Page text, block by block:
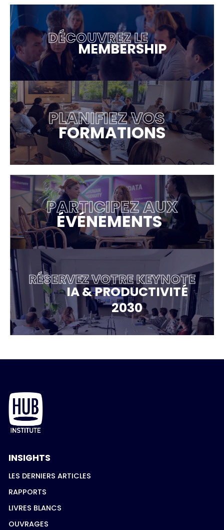
DÉCOUVREZ LE
MEMBERSHIP
PLANIFIEZ VOS
FORMATIONS
PARTICIPEZ AUX
ÉVÉNEMENTS
RÉSERVEZ VOTRE KEYNOTE
IA & PRODUCTIVITÉ
2030
INSIGHTS
LES DERNIERS ARTICLES
RAPPORTS
LIVRES BLANCS
OUVRAGES